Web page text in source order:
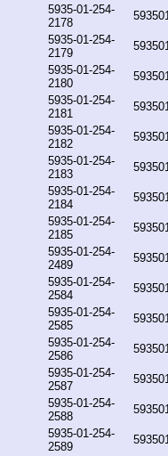
5935-01-254-
2178
5935-01-254-
2179
5935-01-254-
2180
5935-01-254-
2181
5935-01-254-
2182
5935-01-254-
2183
5935-01-254-
2184
5935-01-254-
2185
5935-01-254-
2489
5935-01-254-
2584
5935-01-254-
2585
5935-01-254-
2586
5935-01-254-
2587
5935-01-254-
2588
5935-01-254-
2589